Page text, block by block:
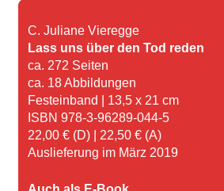
C. Juliane Vieregge
Lass uns über den Tod reden
ca. 272 Seiten
ca. 18 Abbildungen
Festeinband | 13,5 x 21 cm
ISBN 978-3-96289-044-5
22,00 € (D) | 22,50 € (A)
Auslieferung im März 2019